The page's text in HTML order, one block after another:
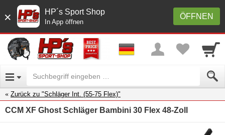
× ÖFFNEN
HP´s Sport Shop
In App öffnen
Zurück zu "Schläger Int. (55-75 Flex)"
CCM XF Ghost Schläger Bambini 30 Flex 48-Zoll